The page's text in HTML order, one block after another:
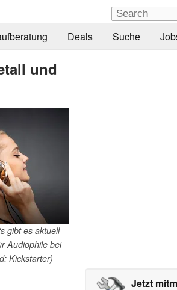
Deals Suche
und
gibt es aktuell
Audiophile bei
Kickstarter)
Jetzt